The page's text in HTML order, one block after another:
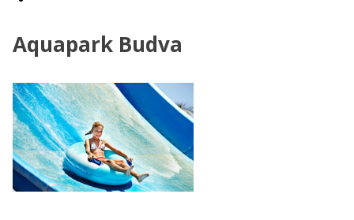
Aquapark Budva